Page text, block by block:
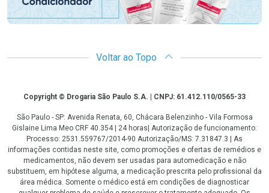
Voltar ao Topo
CopyrightCopyright © Drogaria São Paulo S.A. | CNPJ: 61.412.110/0565-33
São Paulo - SP: Avenida Renata, 60, Chácara Belenzinho - Vila Formosa
Gislaine Lima Meo CRF 40.354 | 24 horas| Autorização de funcionamento:
Processo: 2531.559767/2014-90 Autorização/MS: 7.31847.3 | As
informações contidas neste site, como promoções e ofertas de remédios e
medicamentos, não devem ser usadas para automedicação e não
substituem, em hipótese alguma, a medicação prescrita pelo profissional da
área médica. Somente o médico está em condições de diagnosticar